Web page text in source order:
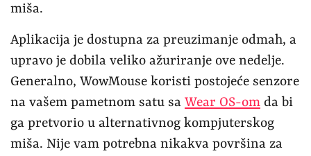
miša.
Aplikacija je dostupna za preuzimanje odmah, a
upravo je dobila veliko ažuriranje ove nedelje.
Generalno, WowMouse koristi postojeće senzore
na vašem pametnom satu sa Wear OS-om da bi
ga pretvorio u alternativnog kompjuterskog
miša. Nije vam potrebna nikakva površina za